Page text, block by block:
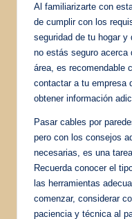
Al familiarizarte con
de cumplir con los
seguridad de tu hogar
no estás seguro acerca
área, es recomendable
contactar a tu empresa
obtener información
Pasar cables por
pero con los consejos
necesarias, es una
Recuerda conocer el
las herramientas
comenzar, considerar
paciencia y técnica al